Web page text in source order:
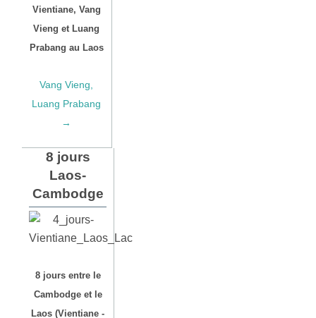
Vientiane, Vang
Vieng et Luang
Prabang au Laos
Vang Vieng,
Luang Prabang
→
8 jours
Laos-
Cambodge
8 jours entre le
Cambodge et le
Laos (Vientiane -